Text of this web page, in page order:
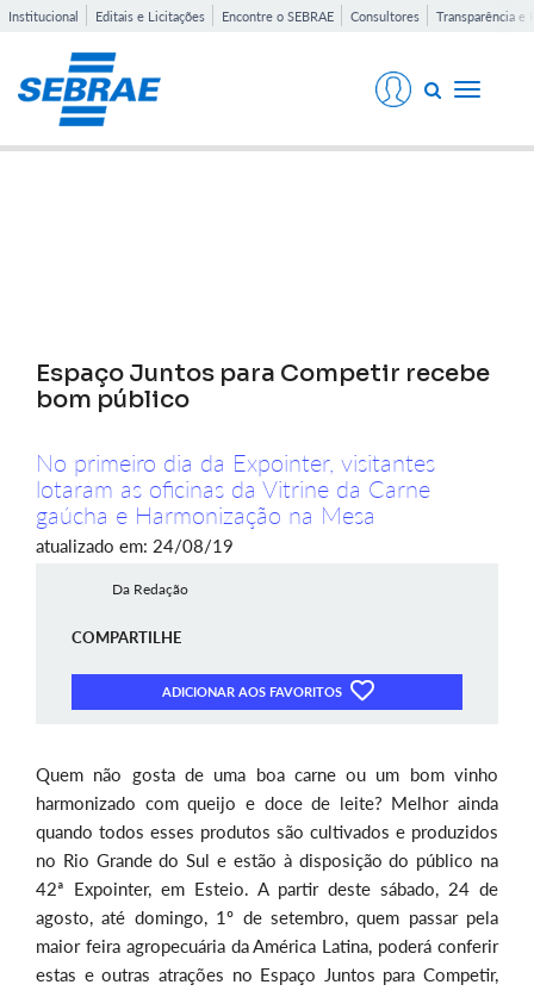
Institucional Editais e Licitações Encontre o SEBRAE Consultores Transparência e
Toggle
Espaço Juntos para Competir recebe
bom público
No primeiro dia da Expointer, visitantes
lotaram as oficinas da Vitrine da Carne
gaúcha e Harmonização na Mesa
atualizado em: 24/08/19
Da Redação
COMPARTILHE
ADICIONAR AOS FAVORITOS
Quem não gosta de uma boa carne ou um bom vinho
harmonizado com queijo e doce de leite? Melhor ainda
quando todos esses produtos são cultivados e produzidos
no Rio Grande do Sul e estão à disposição do público na
42ª Expointer, em Esteio. A partir deste sábado, 24 de
agosto, até domingo, 1º de setembro, quem passar pela
maior feira agropecuária da América Latina, poderá conferir
estas e outras atrações no Espaço Juntos para Competir,